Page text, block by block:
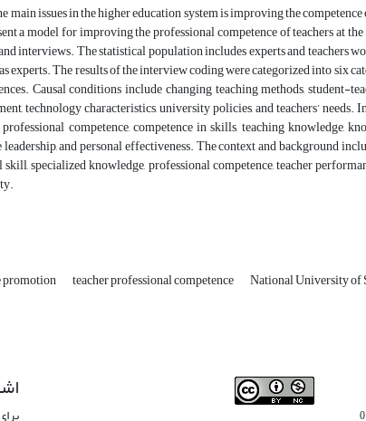
main issues in the higher education system is improving the
a model for improving the professional competence of teachers at
interviews. The statistical population includes experts and teachers
experts. The results of the interview coding were categorized into six
Causal conditions include changing teaching methods, student-
technology characteristics, university policies, and teachers’
competence, competence in skills, teaching knowledge,
and personal effectiveness. The context and background
specialized knowledge, professional competence, teacher
promotion teacher professional competence National University